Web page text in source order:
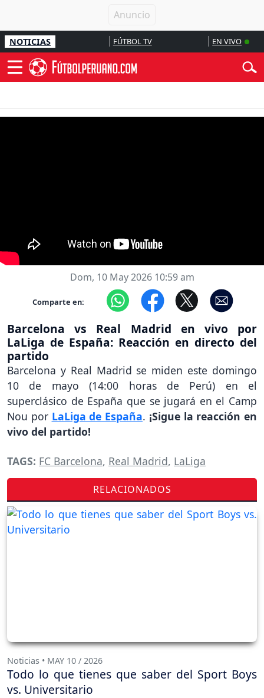
NOTICIAS FÚTBOL TV EN VIVO
Dom, 10 May 2026 10:59 am
Comparte en:
Barcelona vs Real Madrid en vivo por
LaLiga de España: Reacción en directo del
partido
Barcelona y Real Madrid se miden este domingo
10 de mayo (14:00 horas de Perú) en el
superclásico de España que se jugará en el Camp
Nou por LaLiga de España. ¡Sigue la reacción en
vivo del partido!
TAGS: FC Barcelona, Real Madrid, LaLiga
RELACIONADOS
Noticias • MAY 10 / 2026
Todo lo que tienes que saber del Sport Boys
vs. Universitario